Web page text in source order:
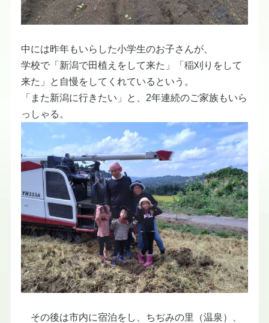
中には昨年もいらした小学生のお子さんが、
学校で「新潟で田植えをして来た」「稲刈りをして
来た」と自慢をしてくれているという。
「また新潟に行きたい」と、2年連続のご家族もいら
っしゃる。
その後は市内に宿泊をし、ちぢみの里（温泉）、